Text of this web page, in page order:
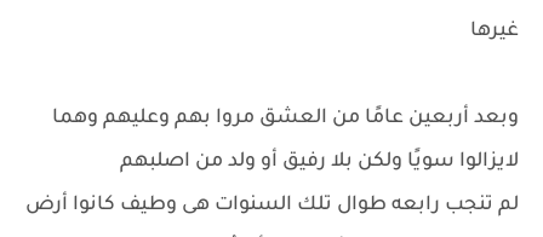
غيرها
وبعد أربعين عامًا من العشق مروا بهم وعليهم وهما
لايزالوا سويًا ولكن بلا رفيق أو ولد من اصلبهم
لم تنجب رابعه طوال تلك السنوات هى وطيف كانوا أرض